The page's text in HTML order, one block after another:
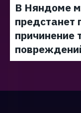
В Няндоме
предстанет
причинение